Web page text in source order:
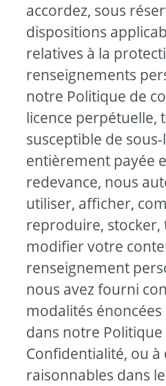
accordez, sous
dispositions
relatives à la
renseignements
notre Politique de
licence perpétuelle,
susceptible de
entièrement payée
redevance, nous
utiliser, afficher,
reproduire,
modifier votre
renseignement
nous avez fourni
modalités
dans notre Politique
Confidentialité, ou à
raisonnables dans